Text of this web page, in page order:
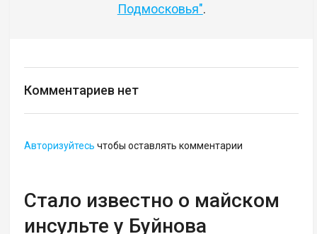
Подмосковья".
Комментариев нет
Авторизуйтесь чтобы оставлять комментарии
Стало известно о майском
инсульте у Буйнова